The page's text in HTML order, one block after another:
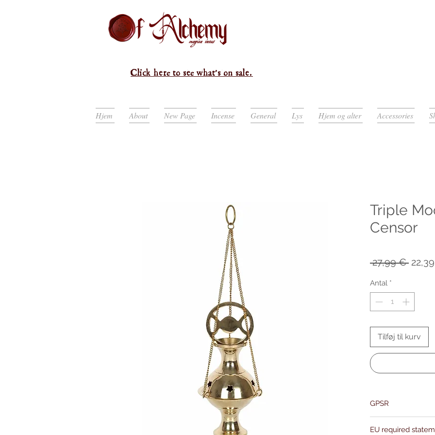
Click here to see what's on sale.
Hjem About New Page Incense General Lys Hjem og alter Accessories
Triple
Censor
27,99 €
Antal *
Tilføj til kurv
GPSR
Address: Kievitdreef
EU required